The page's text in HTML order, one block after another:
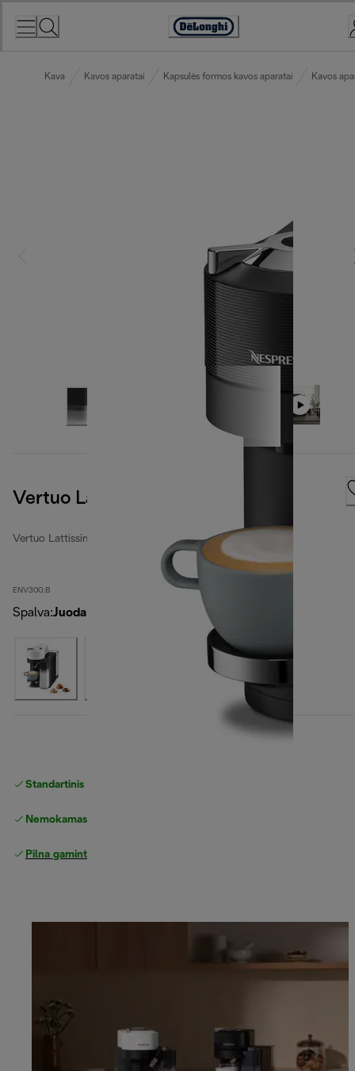
Accessibility
Kava Kavos aparatai Kapsulės formos kavos aparatai Kavos
Vertuo Lattissima, Black
Vertuo Lattissima
ENV300.B
Spalva:Juoda
Standartinis nemokamas
Nemokamas grąžinimas
Pilna gamintojo garantija